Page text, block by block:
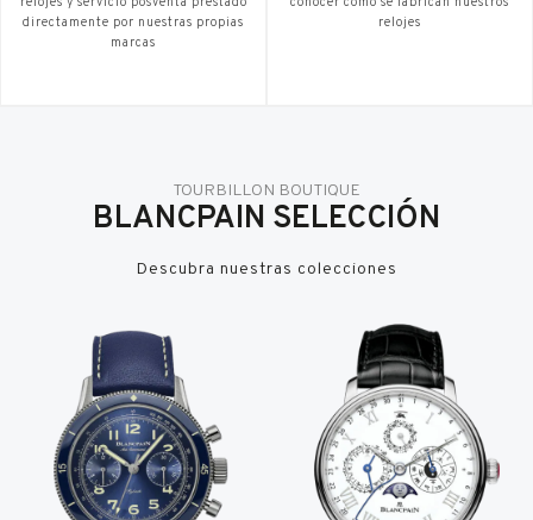
relojes y servicio posventa prestado
directamente por nuestras propias
marcas
conocer cómo se fabrican nuestros
relojes
TOURBILLON BOUTIQUE
BLANCPAIN SELECCIÓN
Descubra nuestras colecciones